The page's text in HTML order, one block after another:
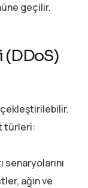
geçilir.
(DDoS)
türleri:
senaryolarını
ağın ve